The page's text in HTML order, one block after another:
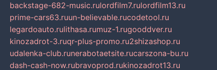
backstage-682-music.rulordfilm7.rulordfilm13.ru
prime-cars63.ruun-believable.rucodetool.ru
legardoauto.rulithasa.rumuz-1.rugooddver.ru
kinozadrot-3.ruqr-plus-promo.ru2shizashop.ru
udalenka-club.runerabotaetsite.rucarszona-bu.ru
dash-cash-now.rubravoprod.rukinozadrot13.ru